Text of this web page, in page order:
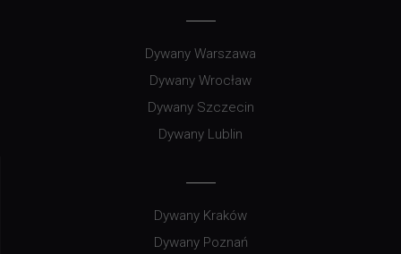
Dywany Warszawa
Dywany Wrocław
Dywany Szczecin
Dywany Lublin
Dywany Kraków
Dywany Poznań